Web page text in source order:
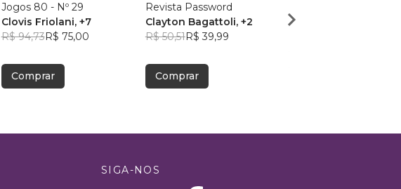
Jogos 80 - Nº 29
Clovis Friolani, +7
R$ 94,73R$ 75,00
Comprar
Revista Password
Clayton Bagattoli, +2
R$ 50,51R$ 39,99
Comprar
Commodore Amiga
SIGA-NOS